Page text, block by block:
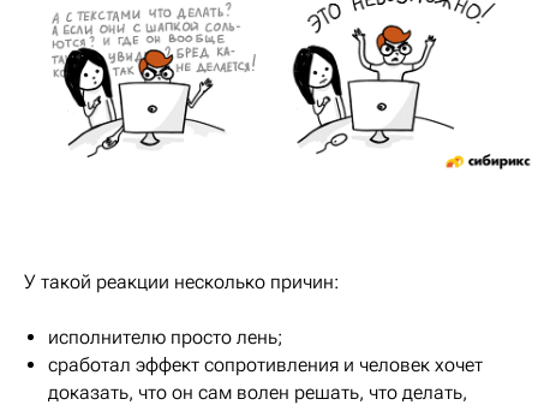
У такой реакции несколько причин:
исполнителю просто лень;
сработал эффект сопротивления и человек хочет
доказать, что он сам волен решать, что делать,